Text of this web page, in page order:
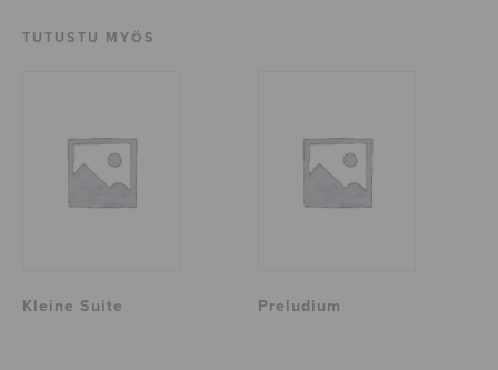
TUTUSTU MYÖS
Kleine Suite Preludium